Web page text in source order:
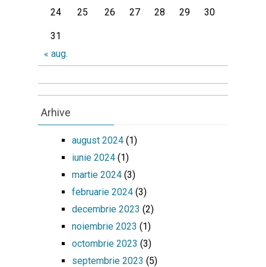
24 25 26 27 28 29 30
31
« aug.
Arhive
august 2024(1)
iunie 2024(1)
martie 2024(3)
februarie 2024(3)
decembrie 2023 (2)
noiembrie 2023 (1)
octombrie 2023 (3)
septembrie 2023 (5)